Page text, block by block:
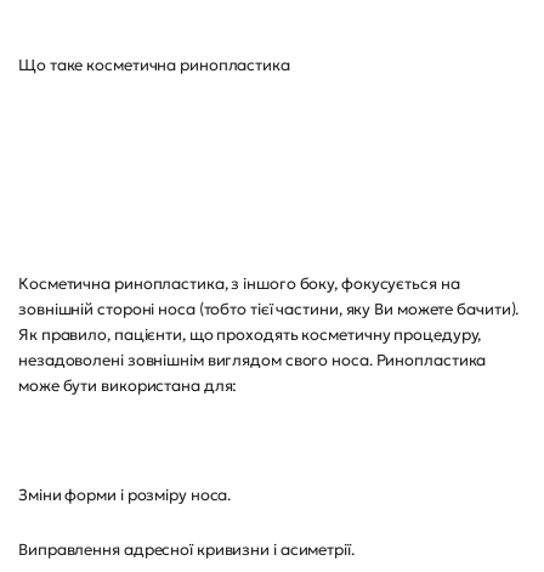
Що таке косметична ринопластика
Косметична ринопластика, з іншого боку, фокусується на
зовнішній стороні носа (тобто тієї частини, яку Ви можете бачити).
Як правило, пацієнти, що проходять косметичну процедуру,
незадоволені зовнішнім виглядом свого носа. Ринопластика
може бути використана для:
Зміни форми і розміру носа.
Виправлення адресної кривизни і асиметрії.